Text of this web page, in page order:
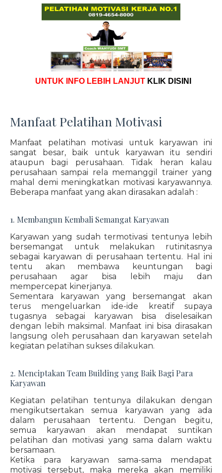
UNTUK INFO LEBIH LANJUT KLIK DISINI
Manfaat Pelatihan Motivasi
Manfaat pelatihan motivasi untuk karyawan ini
sangat besar, baik untuk karyawan itu sendiri
ataupun bagi perusahaan. Tidak heran kalau
perusahaan sampai rela memanggil trainer yang
mahal demi meningkatkan motivasi karyawannya.
Beberapa manfaat yang akan dirasakan adalah :
1. Membangun Kembali Semangat Karyawan
Karyawan yang sudah termotivasi tentunya lebih
bersemangat untuk melakukan rutinitasnya
sebagai karyawan di perusahaan tertentu. Hal ini
tentu akan membawa keuntungan bagi
perusahaan agar bisa lebih maju dan
mempercepat kinerjanya.
Sementara karyawan yang bersemangat akan
terus mengeluarkan ide-ide kreatif supaya
tugasnya sebagai karyawan bisa diselesaikan
dengan lebih maksimal. Manfaat ini bisa dirasakan
langsung oleh perusahaan dan karyawan setelah
kegiatan pelatihan sukses dilakukan.
2. Menciptakan Team Building yang Baik Bagi Para
Karyawan
Kegiatan pelatihan tentunya dilakukan dengan
mengikutsertakan semua karyawan yang ada
dalam perusahaan tertentu. Dengan begitu,
semua karyawan akan mendapat suntikan
pelatihan dan motivasi yang sama dalam waktu
bersamaan.
Ketika para karyawan sama-sama mendapat
motivasi tersebut, maka mereka akan memiliki